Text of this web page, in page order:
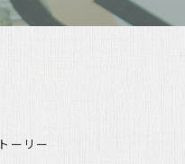
ーリー